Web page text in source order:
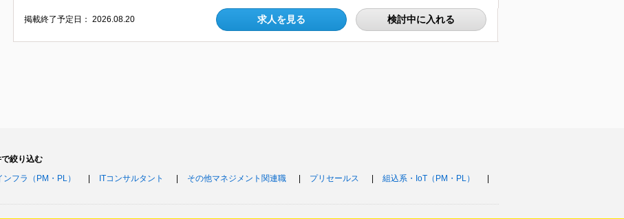
掲載終了予定日：2026.08.20 求人を見る 検討中に入れる
絞り込む
ンフラ（PM・PL） ITコンサルタント その他マネジメント関連職 プリセールス
組込系・IoT（PM・PL）